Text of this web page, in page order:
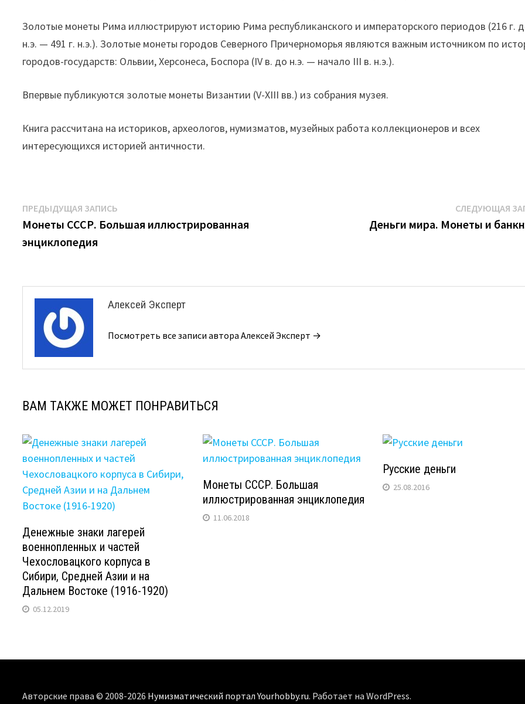
Золотые монеты Рима иллюстрируют историю Рима республиканского и императорского периодов (216 г.
н.э. — 491 г. н.э.). Золотые монеты городов Северного Причерноморья являются важным источником по
городов-государств: Ольвии, Херсонеса, Боспора (IV в. до н.э. — начало III в. н.э.).
Впервые публикуются золотые монеты Византии (V-XIII вв.) из собрания музея.
Книга рассчитана на историков, археологов, нумизматов, музейных работа коллекционеров и всех
интересующихся историей античности.
Навигация
по
записям
ПРЕДЫДУЩАЯ ЗАПИСЬ
запись:
Монеты СССР. Большая иллюстрированная
энциклопедия
СЛЕДУЮЩАЯ
Деньги мира. Монеты и
Алексей Эксперт
Посмотреть все записи автора Алексей Эксперт →
ВАМ ТАКЖЕ МОЖЕТ ПОНРАВИТЬСЯ
Денежные знаки лагерей
военнопленных и частей
Чехословацкого корпуса в
Сибири, Средней Азии и на
Дальнем Востоке (1916-1920)
05.12.2019
Монеты СССР. Большая
иллюстрированная энциклопедия
11.06.2018
Русские деньги
25.08.2016
Авторские права © 2008-2026 Нумизматический портал Yourhobby.ru. Работает на WordPress.